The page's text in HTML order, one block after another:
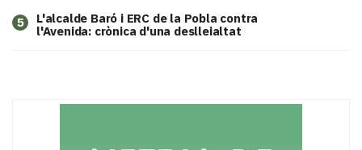
5
L'alcalde Baró i ERC de la Pobla contra
l'Avenida: crònica d'una deslleialtat